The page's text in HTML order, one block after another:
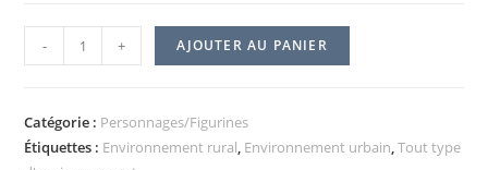
- + AJOUTER AU PANIER
Catégorie : Personnages/Figurines
Étiquettes : Environnement rural, Environnement urbain,Tout type